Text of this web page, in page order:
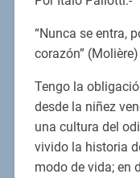
“Nunca se entra,
corazón” (Molière)
Tengo la
desde la niñez
una cultura del
vivido la historia
modo de vida; en